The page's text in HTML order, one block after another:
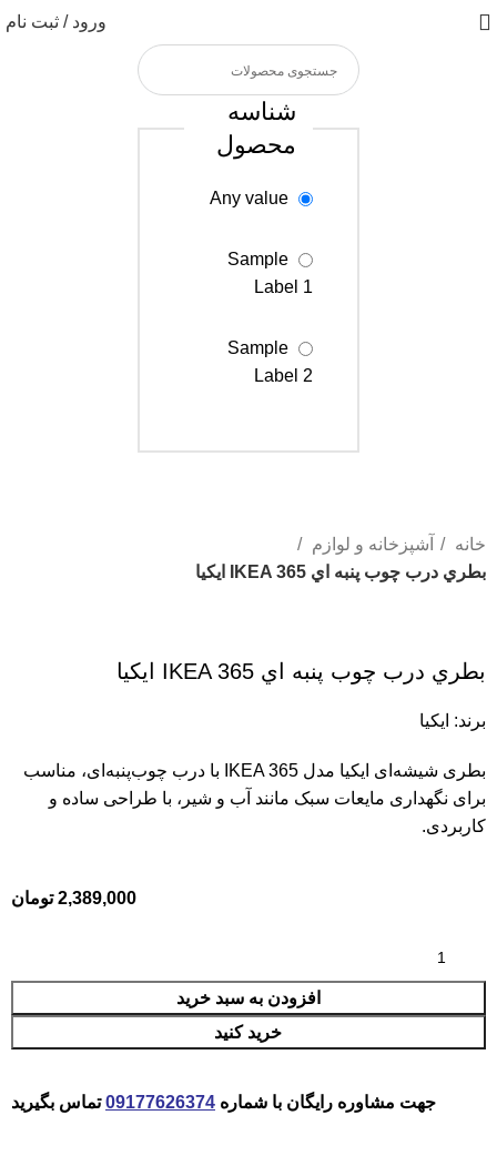
ورود / ثبت نام
شناسه
محصول
Sample
Label 1
Sample
Label 2
خانه
آشپزخانه و لوازم
بطري درب چوب پنبه اي IKEA 365 ايكيا
بطري درب چوب پنبه اي IKEA 365 ايكيا
برند: ایکیا
بطری شیشه‌ای ایکیا مدل IKEA 365 با درب چوب‌پنبه‌ای، مناسب
برای نگهداری مایعات سبک مانند آب و شیر، با طراحی ساده و
کاربردی.
2,389,000 تومان
افزودن به سبد خرید
خرید کنید
جهت مشاوره رایگان با شماره 09177626374تماس بگیرید